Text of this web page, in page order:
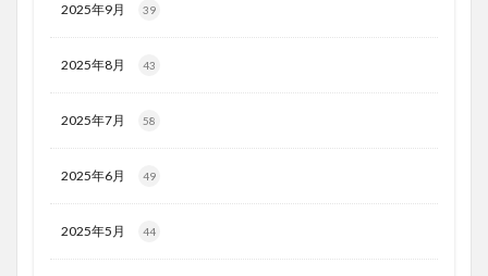
2025年9月 39
2025年8月 43
2025年7月 58
2025年6月 49
2025年5月 44